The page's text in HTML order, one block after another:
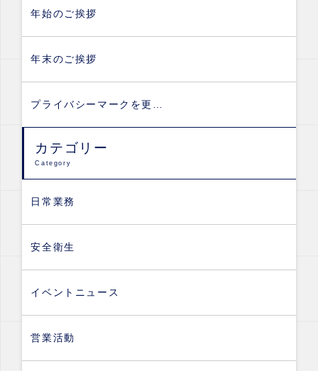
年始のご挨拶
年末のご挨拶
プライバシーマークを更…
カテゴリー
Category
日常業務
安全衛生
イベントニュース
営業活動